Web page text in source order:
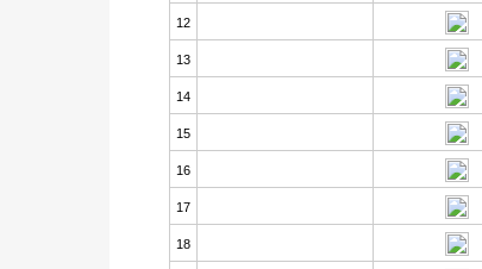
12
13
14
15
16
17
18